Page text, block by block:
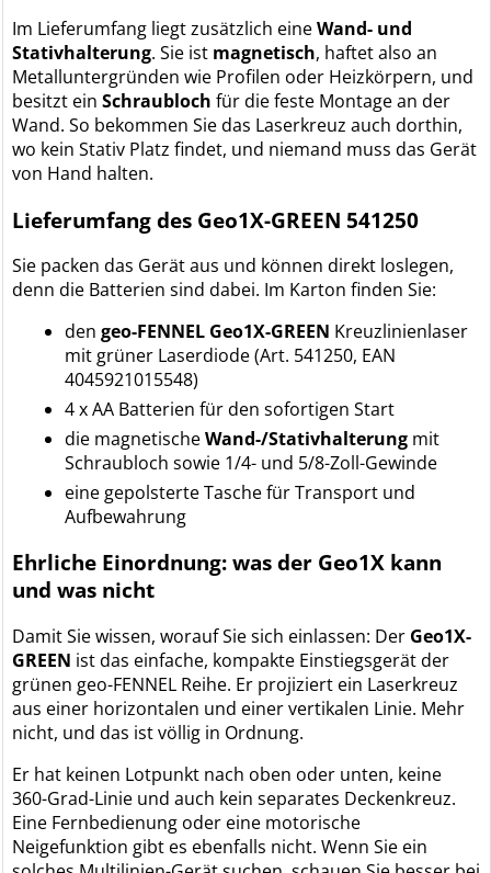
Im Lieferumfang liegt zusätzlich eineWand- und
Stativhalterung. Sie ist magnetisch, haftet also an
Metalluntergründen wie Profilen oder Heizkörpern, und
besitzt einSchraubloch für die feste Montage an der
Wand. So bekommen Sie das Laserkreuz auch dorthin,
wo kein Stativ Platz findet, und niemand muss das Gerät
von Hand halten.
Lieferumfang des Geo1X-GREEN 541250
Sie packen das Gerät aus und können direkt loslegen,
denn die Batterien sind dabei. Im Karton finden Sie:
dengeo-FENNEL Geo1X-GREEN Kreuzlinienlaser
mit grüner Laserdiode (Art. 541250, EAN
4045921015548)
4 x AA Batterien für den sofortigen Start
die magnetischeWand-/Stativhalterung mit
Schraubloch sowie 1/4- und 5/8-Zoll-Gewinde
eine gepolsterte Tasche für Transport und
Aufbewahrung
Ehrliche Einordnung: was der Geo1X kann
und was nicht
Damit Sie wissen, worauf Sie sich einlassen: Der Geo1X-
GREEN ist das einfache, kompakte Einstiegsgerät der
grünen geo-FENNEL Reihe. Er projiziert ein Laserkreuz
aus einer horizontalen und einer vertikalen Linie. Mehr
nicht, und das ist völlig in Ordnung.
Er hat keinen Lotpunkt nach oben oder unten, keine
360-Grad-Linie und auch kein separates Deckenkreuz.
Eine Fernbedienung oder eine motorische
Neigefunktion gibt es ebenfalls nicht. Wenn Sie ein